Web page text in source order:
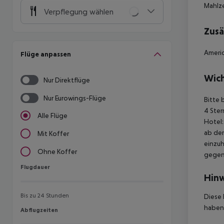
Verpflegung wählen
Flüge anpassen
Nur Direktflüge
Nur Eurowings-Flüge
Alle Flüge
Mit Koffer
Ohne Koffer
Flugdauer
Flugdauer
Bis zu 24 Stunden
Abflugzeiten
Abflugzeiten
Bitte
4
ab
Diese